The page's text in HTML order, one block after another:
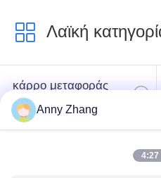
Λαϊκή
κάρρο μεταφοράς
μπαταριών
Anny Zhang
4:27